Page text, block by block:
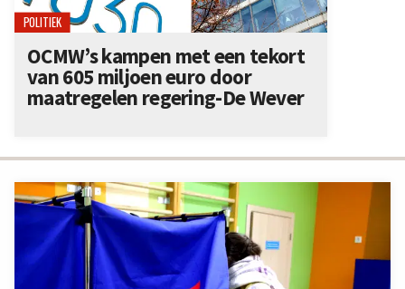
POLITIEK
OCMW’s kampen met een tekort
van 605 miljoen euro door
maatregelen regering-De Wever